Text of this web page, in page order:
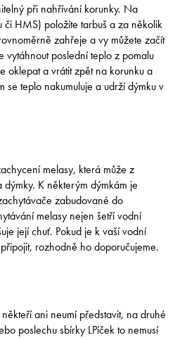
při nahřívání korunky. Na
či HMS) položíte tarbuš a za několik
zahřeje a vy můžete začít
vytáhnout poslední teplo z pomalu
oklepat a vrátit zpět na korunku a
se teplo nakumuluje a udrží dýmku v
melasy, která může z
K některým dýmkám je
zabudované do
melasy nejen šetří vodní
její chuť. Pokud je k vaší vodní
rozhodně ho doporučujeme.
ani neumí představit, na druhé
poslechu sbírky LPíček to nemusí